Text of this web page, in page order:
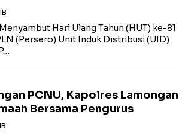
Hari Ulang Tahun (HUT) ke-81
(Persero) Unit Induk Distribusi (UID)
PCNU, Kapolres Lamongan
Bersama Pengurus